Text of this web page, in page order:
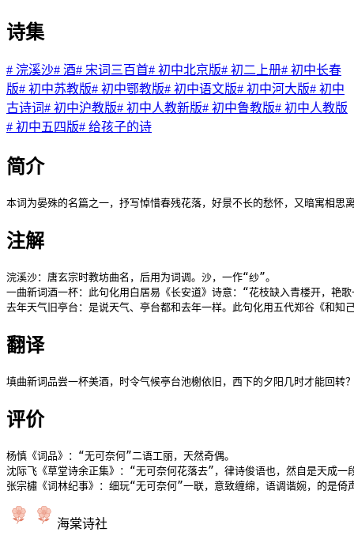
诗集
# 浣溪沙# 酒# 宋词三百首# 初中北京版# 初二上册# 初中长春
版# 初中苏教版# 初中鄂教版# 初中语文版# 初中河大版# 初中
古诗词# 初中沪教版# 初中人教新版# 初中鲁教版# 初中人教版
# 初中五四版# 给孩子的诗
简介
本词为晏殊的名篇之一，抒写悼惜春残花落，好景不长的愁怀，又暗寓相
注解
浣溪沙：唐玄宗时教坊曲名，后用为词调。沙，一作“纱”。
一曲新词酒一杯：此句化用白居易《长安道》诗意：“花枝缺入青楼开，艳
去年天气旧亭台：是说天气、亭台都和去年一样。此句化用五代郑谷《和
翻译
填曲新词品尝一杯美酒，时令气候亭台池榭依旧，西下的夕阳几时才能回
评价
杨慎《词品》：“无可奈何”二语工丽，天然奇偶。
沈际飞《草堂诗余正集》：“无可奈何花落去”，律诗俊语也，然自是天成一
张宗橚《词林纪事》：细玩“无可奈何”一联，意致缠绵，语调谐婉，的是倚
海棠诗社